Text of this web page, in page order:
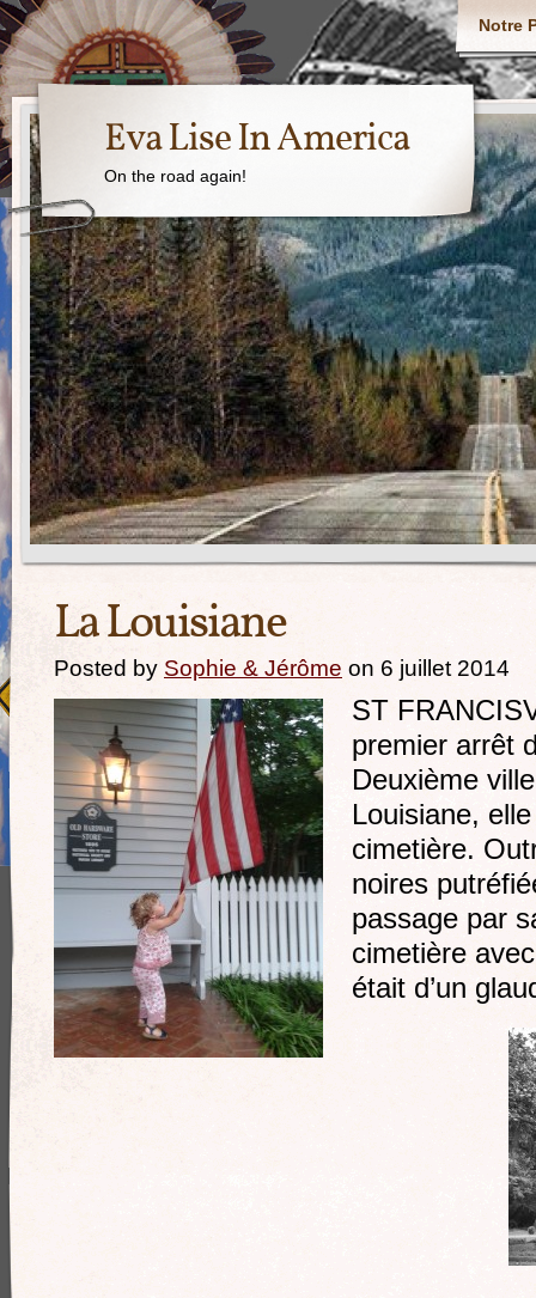
Notre
Eva Lise In America
On the road again!
La Louisiane
Posted by Sophie & Jérôme on 6 juillet 2014
ST
premier arrêt
Deuxième
Louisiane,
cimetière.
noires
passage par
cimetière
était d’un